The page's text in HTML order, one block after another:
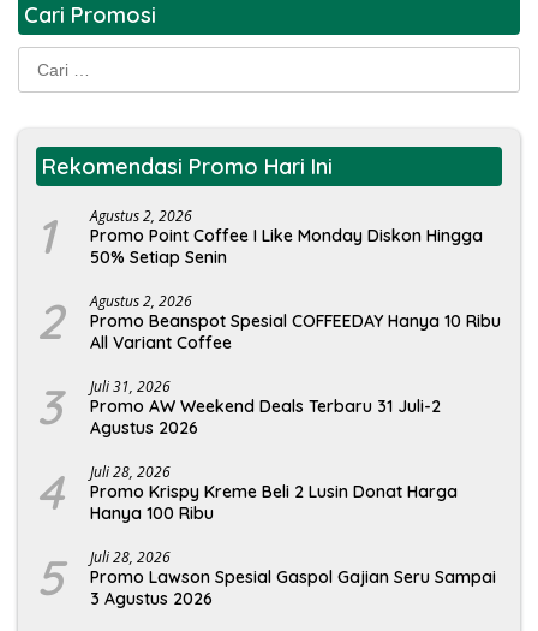
Cari Promosi
Cari
untuk:
Rekomendasi Promo Hari Ini
1 Agustus 2, 2026
Promo Point Coffee I Like Monday Diskon Hingga
50% Setiap Senin
2 Agustus 2, 2026
Promo Beanspot Spesial COFFEEDAY Hanya 10 Ribu
All Variant Coffee
3 Juli 31, 2026
Promo AW Weekend Deals Terbaru 31 Juli-2
Agustus 2026
4 Juli 28, 2026
Promo Krispy Kreme Beli 2 Lusin Donat Harga
Hanya 100 Ribu
5 Juli 28, 2026
Promo Lawson Spesial Gaspol Gajian Seru Sampai
3 Agustus 2026